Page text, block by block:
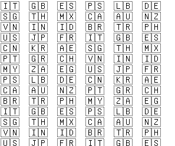
🇮🇹 🇬🇧 🇪🇸 🇵🇸 🇱🇧
🇩🇪
🇸🇬 🇹🇭 🇲🇽 🇨🇦 🇦🇺
🇳🇿
🇻🇳 🇮🇳 🇮🇩 🇧🇷 🇹🇷
🇵🇭
🇺🇸 🇯🇵 🇫🇷 🇮🇹 🇬🇧
🇪🇸
🇨🇳 🇰🇷 🇦🇪 🇸🇬 🇹🇭
🇲🇽
🇵🇹 🇬🇷 🇨🇭 🇻🇳 🇮🇳
🇮🇩
🇲🇾 🇿🇦 🇪🇬 🇺🇸 🇯🇵
🇫🇷
🇵🇸 🇱🇧 🇩🇪 🇨🇳 🇰🇷
🇦🇪
🇨🇦 🇦🇺 🇳🇿 🇵🇹 🇬🇷
🇨🇭
🇧🇷 🇹🇷 🇵🇭 🇲🇾 🇿🇦
🇪🇬
🇮🇹 🇬🇧 🇪🇸 🇵🇸 🇱🇧
🇩🇪
🇸🇬 🇹🇭 🇲🇽 🇨🇦 🇦🇺
🇳🇿
🇻🇳 🇮🇳 🇮🇩 🇧🇷 🇹🇷
🇵🇭
🇺🇸 🇯🇵 🇫🇷 🇮🇹 🇬🇧
🇪🇸